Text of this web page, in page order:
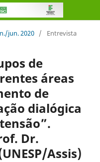
jun. 2020 / Entrevista
de
áreas
de
dialógica
Dr.
Assis)